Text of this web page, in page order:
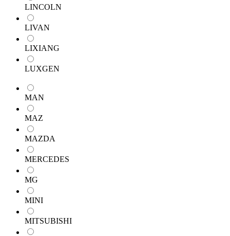
LINCOLN
LIVAN
LIXIANG
LUXGEN
MAN
MAZ
MAZDA
MERCEDES
MG
MINI
MITSUBISHI